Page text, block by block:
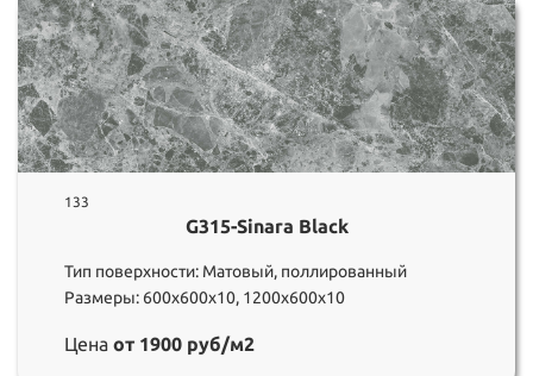
133
G315-Sinara Black
Тип поверхности: Матовый, поллированный
Размеры: 600х600х10, 1200х600х10
Цена от 1900 руб/м2